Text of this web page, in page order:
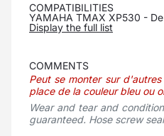
COMPATIBILITIES
YAMAHA TMAX XP530 -
Display the full list
COMMENTS
Peut se monter sur
place de la couleur bleu ou
Wear and tear and
guaranteed. Hose screw